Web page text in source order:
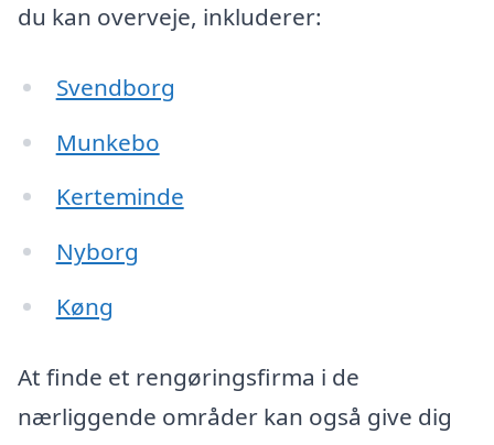
du kan overveje, inkluderer:
Svendborg
Munkebo
Kerteminde
Nyborg
Køng
At finde et rengøringsfirma i de
nærliggende områder kan også give dig